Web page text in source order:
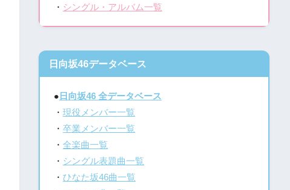
・ シングル・アルバム一覧
日向坂46データベース
● 日向坂46 全データベース
・現役メンバー一覧
・卒業メンバー一覧
・全楽曲一覧
・ シングル表題曲一覧
・ひなた坂46曲一覧